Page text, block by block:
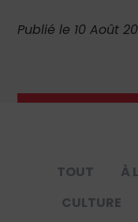
Publié le 10 Août
TOUT À
CULTURE